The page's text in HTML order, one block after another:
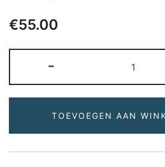
€55.00
-
2.5mg
(30
aantal
TOEVOEGEN AAN